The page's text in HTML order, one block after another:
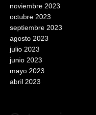
noviembre 2023
octubre 2023
septiembre 2023
agosto 2023
julio 2023
junio 2023
mayo 2023
abril 2023